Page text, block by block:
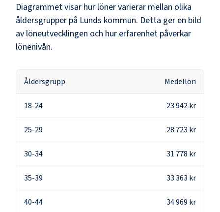
Diagrammet visar hur löner varierar mellan olika
åldersgrupper på Lunds kommun. Detta ger en bild
av löneutvecklingen och hur erfarenhet påverkar
lönenivån.
Åldersgrupp Medellön
18-24 23 942 kr
25-29 28 723 kr
30-34 31 778 kr
35-39 33 363 kr
40-44 34 969 kr